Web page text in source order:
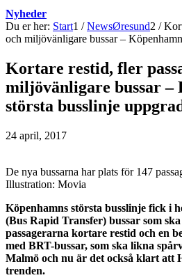
Nyheder
Du er her: Start1 / NewsØresund2 /
och miljövänligare bussar –
Kortare restid, fler
miljövänligare bussar –
största busslinje
24 april, 2017
De nya bussarna har plats för 147
Illustration: Movia
Köpenhamns största busslinje fick i
(Bus Rapid Transfer) bussar som
passagerarna kortare restid och en
med BRT-bussar, som ska likna
Malmö och nu är det också klart att
trenden.